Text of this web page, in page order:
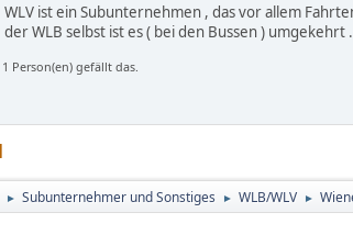
WLV ist ein Subunternehmen , das vor allem
der WLB selbst ist es ( bei den Bussen ) umgekehrt .
1 Person(en) gefällt das.
► Subunternehmer und Sonstiges ► WLB/WLV ►